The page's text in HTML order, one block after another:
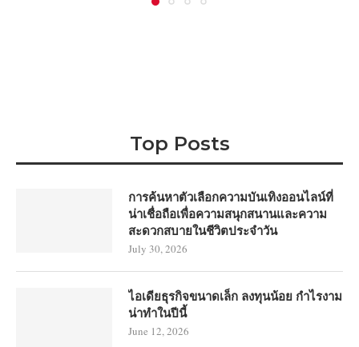
Top Posts
การค้นหาตัวเลือกความบันเทิงออนไลน์ที่
น่าเชื่อถือเพื่อความสนุกสนานและความ
สะดวกสบายในชีวิตประจำวัน
July 30, 2026
ไอเดียธุรกิจขนาดเล็ก ลงทุนน้อย กำไรงาม
น่าทำในปีนี้
June 12, 2026